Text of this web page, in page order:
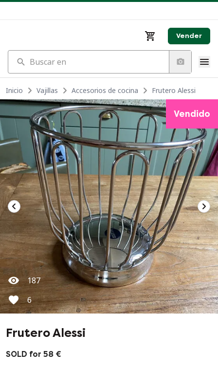
Vender
Buscar en
Inicio Vajillas Accesorios de cocina Frutero Alessi
187
6
Vendido
Frutero Alessi
SOLD for 58 €